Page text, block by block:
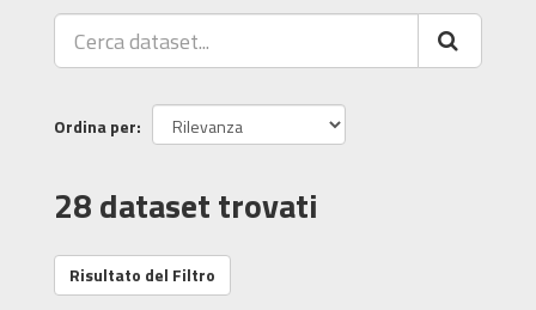
Ordina per
28 dataset trovati
Risultato del Filtro